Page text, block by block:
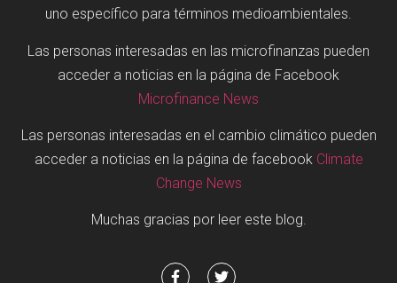
uno específico para términos medioambientales.
Las personas interesadas en las microfinanzas pueden
acceder a noticias en la página de Facebook
Microfinance News
Las personas interesadas en el cambio climático pueden
acceder a noticias en la página de facebook Climate
Change News
Muchas gracias por leer este blog.